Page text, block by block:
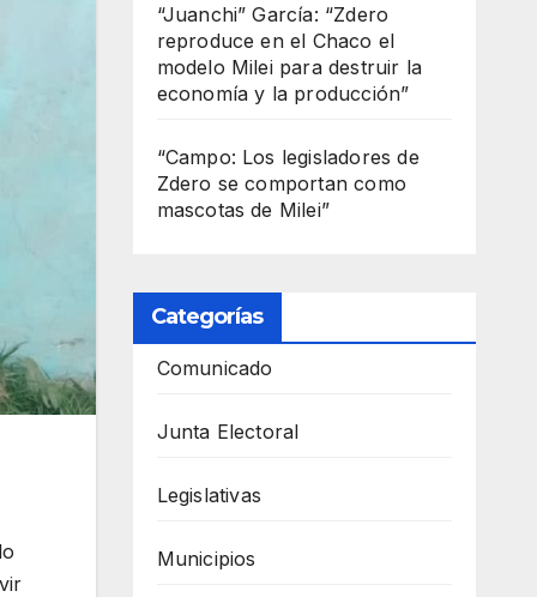
“Juanchi” García: “Zdero
reproduce en el Chaco el
modelo Milei para destruir la
economía y la producción”
“Campo: Los legisladores de
Zdero se comportan como
mascotas de Milei”
Categorías
Comunicado
Junta Electoral
Legislativas
Municipios